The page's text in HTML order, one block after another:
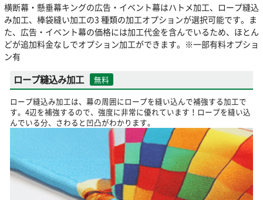
横断幕・懸垂幕キングの広告・イベント幕はハトメ加工、ロープ縫込
み加工、棒袋縫い加工の3 種類の加工オプションが選択可能です。ま
た、広告・イベント幕の価格には加工代金を含んでいるため、ほとん
どが追加料金なしでオプション加工ができます。※一部有料オプショ
ン有
ロープ縫込み加工
無料
ロープ縫込み加工は、幕の周囲にロープを縫い込んで補強する加工で
す。4辺を補強するので、強度に非常に優れています！ロープを縫い込
んでいる分、さわると凹凸がわかります。